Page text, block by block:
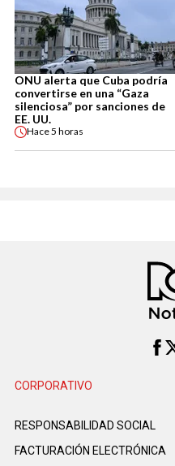
ONU alerta que Cuba podría
convertirse en una “Gaza
silenciosa” por sanciones de
EE. UU.
Hace5 horas
CORPORATIVO
RESPONSABILIDAD SOCIAL
FACTURACIÓN ELECTRÓNICA